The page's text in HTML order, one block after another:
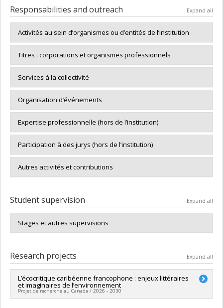
Responsabilities and outreach Expand all
Activités au sein d’organismes ou d’entités de l’institution
Titres : corporations et organismes professionnels
Services à la collectivité
Organisation d’événements
Expertise professionnelle (hors de l’institution)
Participation à des jurys (hors de l’institution)
Autres activités et contributions
Student supervision Expand all
Stages et autres supervisions
Research projects Expand all
L’écocritique caribéenne francophone : enjeux littéraires
et imaginaires de l’environnement
Projet de recherche au Canada / 2026 - 2030